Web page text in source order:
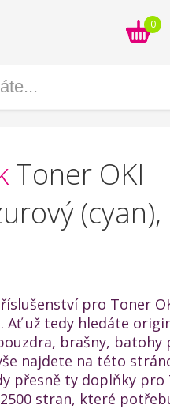
0
Toner OKI
pro Toner
Ať už tedy hledáte
brašny, batohy
najdete na této
přesně ty doplňky pro
2500 stran, které